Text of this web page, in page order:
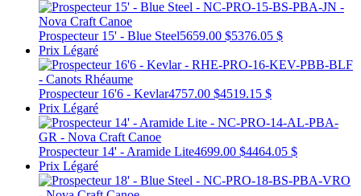
Prospecteur 15' - Blue Steel5659.00 $5376.05 $
Prix Légaré
Prospecteur 16'6 - Kevlar4757.00 $4519.15 $
Prix Légaré
Prospecteur 14' - Aramide Lite4699.00 $4464.05 $
Prix Légaré